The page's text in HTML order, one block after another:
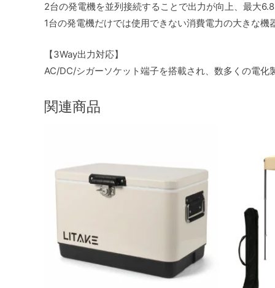
2台の発電機を並列接続することで出力が向上、最大
1台の発電機だけでは使用できない消費電力の大きな
【3Way出力対応】
AC/DC/シガーソケット端子を搭載され、数多くの電化
関連商品